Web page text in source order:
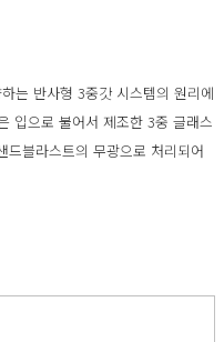
는 반사형 3중갓 시스템의 원리에
입으로 불어서 제조한 3중 글래스
블라스트의 무광으로 처리되어